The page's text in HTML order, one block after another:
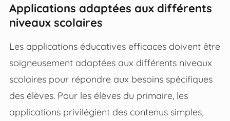
Applications adaptées aux différents
niveaux scolaires
Les applications éducatives efficaces doivent être
soigneusement adaptées aux différents niveaux
scolaires pour répondre aux besoins spécifiques
des élèves. Pour les élèves du primaire, les
applications privilégient des contenus simples,